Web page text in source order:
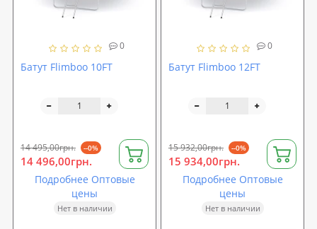
0
Батут Flimboo 10FT
14 495,00грн. --0%
14 496,00грн.
Подробнее Оптовые
цены
Нет в наличии
0
Батут Flimboo 12FT
15 932,00грн. --0%
15 934,00грн.
Подробнее Оптовые
цены
Нет в наличии